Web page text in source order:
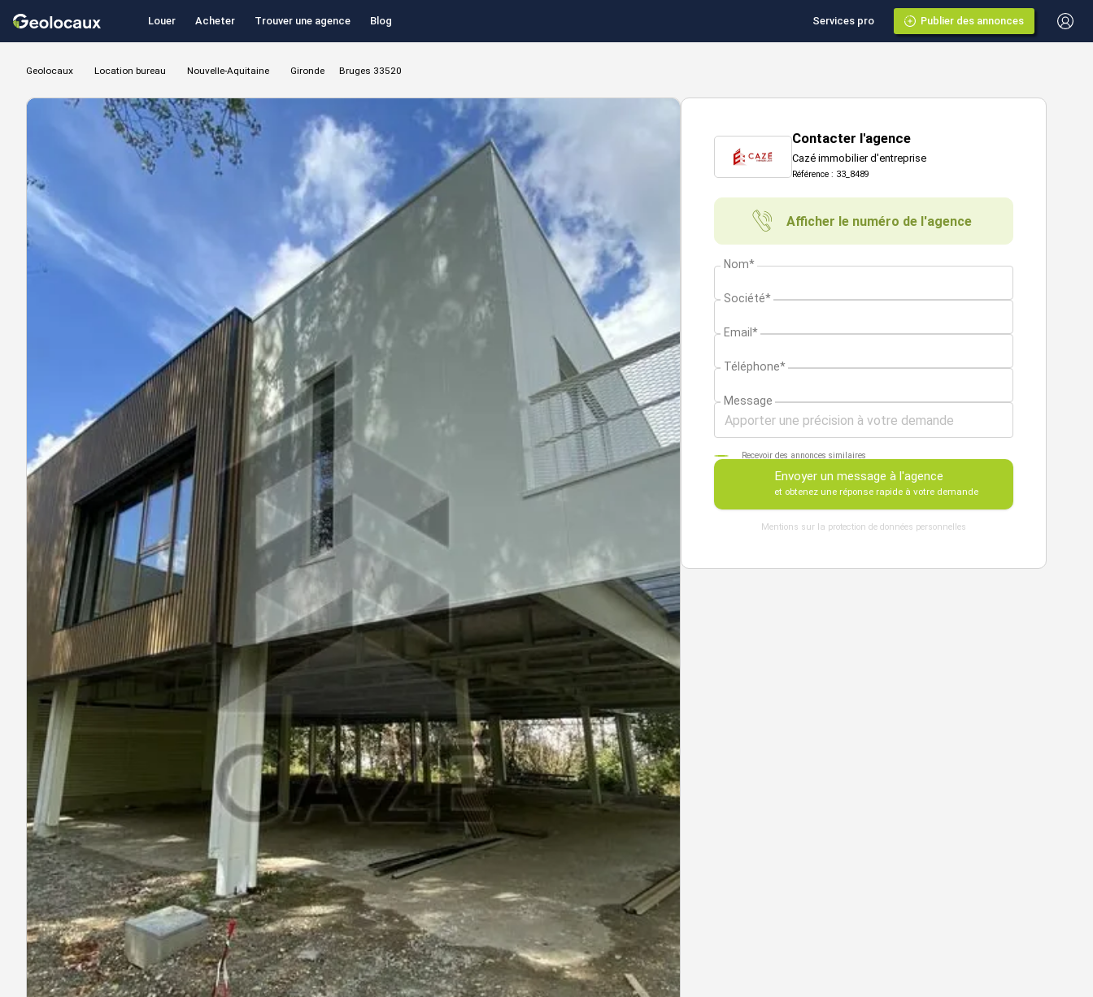
Louer Acheter Trouver une agence Blog Services pro Publier des annonces
Geolocaux Location bureau Nouvelle-Aquitaine Gironde Bruges 33520
Contacter l'agence
Cazé immobilier d'entreprise
Référence : 33_8489
Afficher le numéro de l'agence
Nom*
Société*
Email*
Téléphone*
Message
Recevoir des annonces similaires
Envoyer un message à l'agence
et obtenez une réponse rapide à votre demande
Mentions sur la protection de données personnelles